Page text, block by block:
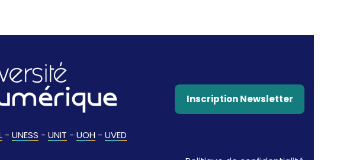
- UNESS - UNIT - UOH - UVED
Inscription Newsletter